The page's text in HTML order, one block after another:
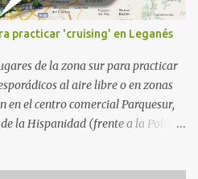
practicar 'cruising' en Leganés
de la zona sur para practicar
al aire libre o en zonas
en el centro comercial Parquesur,
la Hispanidad (frente a la Policía